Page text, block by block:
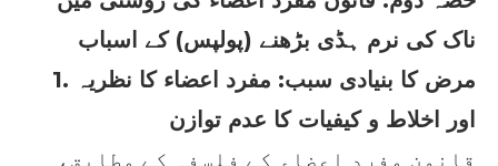
ناک کی نرم ہڈی بڑھنے (پولپس) کے اسباب
1. مرض کا بنیادی سبب: مفرد اعضاء کا نظریہ
اور اخلاط و کیفیات کا عدم توازن
قانون مفرد اعضاء کے فلسفہ کے مطابق،